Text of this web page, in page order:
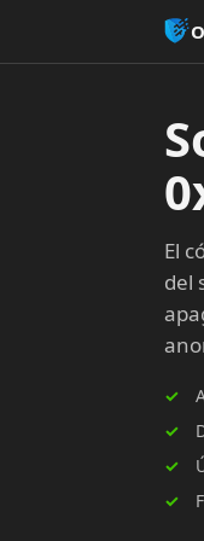
El
del